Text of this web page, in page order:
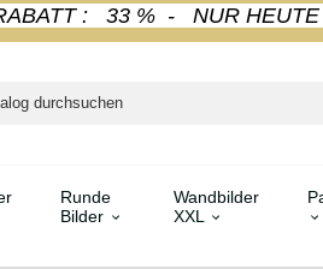
: 33 % - NUR HEUTE
Runde
Bilder
Wandbilder
XXL